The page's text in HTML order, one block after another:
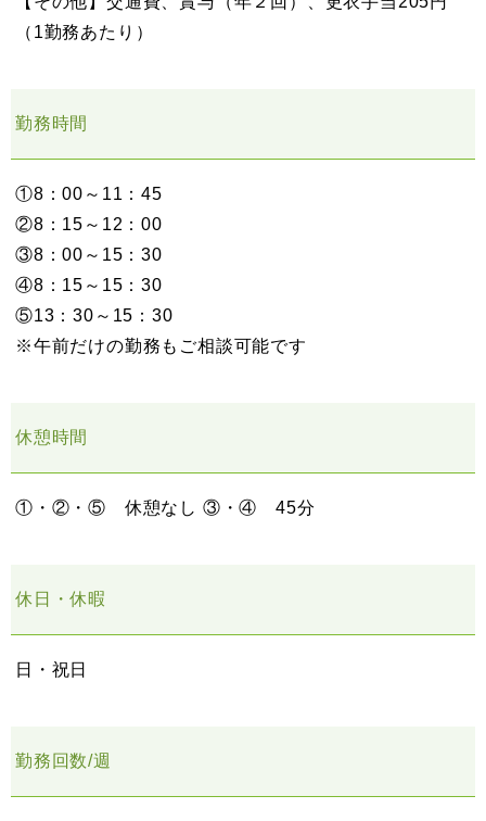
（1勤務あたり）
勤務時間
①8：00～11：45
②8：15～12：00
③8：00～15：30
④8：15～15：30
⑤13：30～15：30
※午前だけの勤務もご相談可能です
休憩時間
①・②・⑤ 休憩なし ③・④ 45分
休日・休暇
日・祝日
勤務回数/週